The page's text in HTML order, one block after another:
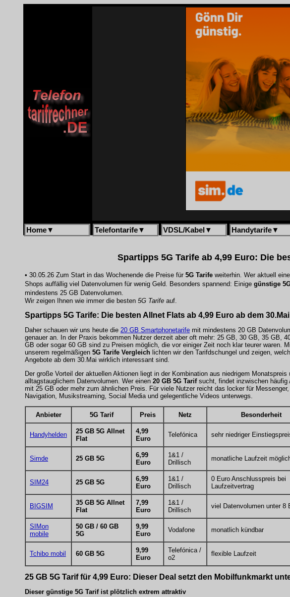
Home▼ Telefontarife▼ VDSL/Kabel ▼ Handytarife▼
Spartipps 5G Tarife ab 4,99 Euro: Die
• 30.05.26 Zum Start in das Wochenende die Preise für 5G Tarife weiterhin. Wer aktuell
Shops auffällig viel Datenvolumen für wenig Geld. Besonders spannend: Einige günstige
mindestens 25 GB Datenvolumen.
Wir zeigen Ihnen wie immer die besten 5G Tarife auf.
Spartipps 5G Tarife: Die besten Allnet Flats ab 4,99 Euro ab dem 30.Mai
Daher schauen wir uns heute die 20 GB Smartphonetarife mit mindestens 20 GB
genauer an. In der Praxis bekommen Nutzer derzeit aber oft mehr: 25 GB, 30 GB, 35 GB,
GB oder sogar 60 GB sind zu Preisen möglich, die vor einiger Zeit noch klar teurer waren.
unserem regelmäßigen 5G Tarife Vergleich lichten wir den Tarifdschungel und zeigen,
Angebote ab dem 30.Mai wirklich interessant sind.
Der große Vorteil der aktuellen Aktionen liegt in der Kombination aus niedrigem Monatspreis
alltagstauglichem Datenvolumen. Wer einen 20 GB 5G Tarifsucht, findet inzwischen häufig
mit 25 GB oder mehr zum ähnlichen Preis. Für viele Nutzer reicht das locker für Messenger,
Navigation, Musikstreaming, Social Media und gelegentliche Videos unterwegs.
Anbieter 5G Tarif Preis Netz Besonderheit
Handyhelden
25 GB 5G Allnet
Flat
4,99
Euro
Telefónica sehr niedriger
Simde 25 GB 5G
6,99
Euro
1&1 /
Drillisch
monatliche Laufzeit
SIM24 25 GB 5G
6,99
Euro
1&1 /
Drillisch
0 Euro Anschlusspreis bei
Laufzeitvertrag
BIGSIM
35 GB 5G Allnet
Flat
7,99
Euro
1&1 /
Drillisch
viel Datenvolumen unter 8
SIMon
mobile
50 GB / 60 GB
5G
9,99
Euro
Vodafone monatlich kündbar
Tchibo mobil 60 GB 5G
9,99
Euro
Telefónica /
o2
flexible Laufzeit
25 GB 5G Tarif für 4,99 Euro: Dieser Deal setzt den Mobilfunkmarkt
Dieser günstige 5G Tarif ist plötzlich extrem attraktiv